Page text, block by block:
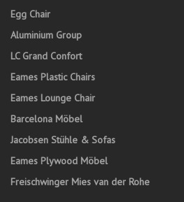
Egg Chair
Aluminium Group
LC Grand Confort
Eames Plastic Chairs
Eames Lounge Chair
Barcelona Möbel
Jacobsen Stühle & Sofas
Eames Plywood Möbel
Freischwinger Mies van der Rohe